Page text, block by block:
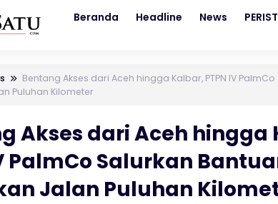
Beranda Headline News
Bentang Akses dari Aceh hingga Kalbar, PTPN IV
Puluhan Kilometer
Akses dari Aceh hingga
PalmCo Salurkan
Jalan Puluhan